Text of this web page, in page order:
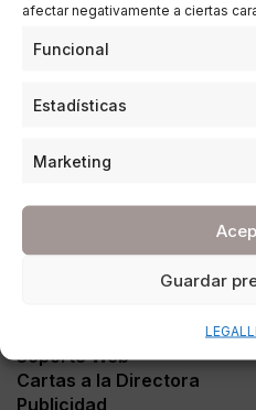
afectar negativamente a ciertas
Funcional
Estadísticas
Marketing
Guardar
LEGAL
02/04/2018
3 MINUTOS DE LECTURA
Soporte Web
Cartas a la Directora
Publicidad